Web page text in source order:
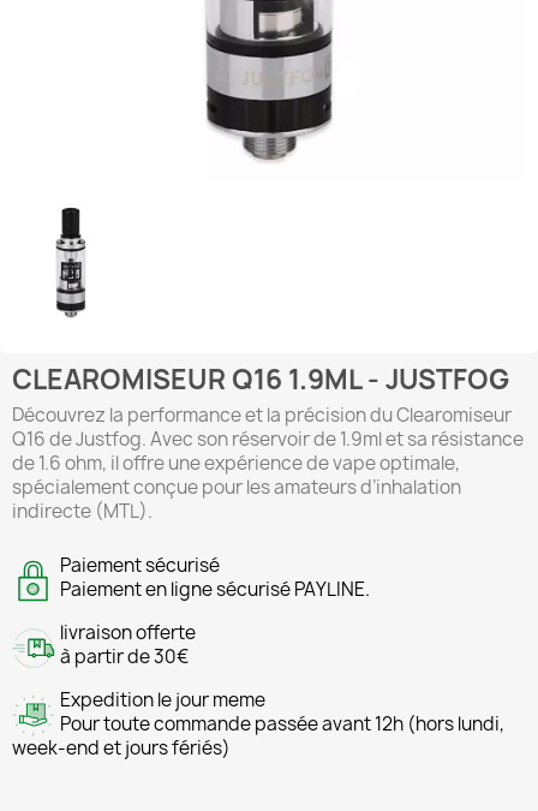
CLEAROMISEUR Q16 1.9ML - JUSTFOG
Découvrez la performance et la précision du Clearomiseur
Q16 de Justfog. Avec son réservoir de 1.9ml et sa résistance
de 1.6 ohm, il offre une expérience de vape optimale,
spécialement conçue pour les amateurs d’inhalation
indirecte (MTL).
Paiement sécurisé
Paiement en ligne sécurisé PAYLINE.
livraison offerte
à partir de 30€
Expedition le jour meme
Pour toute commande passée avant 12h (hors lundi,
week-end et jours fériés)